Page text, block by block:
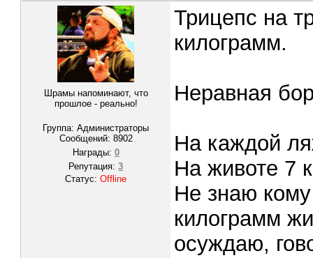
Шрамы напоминают, что
прошлое - реально!
Группа: Администраторы
Сообщений: 8902
Награды: 0
Репутация:3
Статус:Offline
Трицепс на
килограмм.
Неравная
На каждой
На животе 7
Не знаю
килограмм
осуждаю,